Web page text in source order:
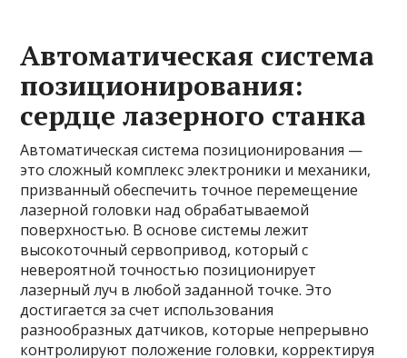
Автоматическая система
позиционирования:
сердце лазерного станка
Автоматическая система позиционирования —
это сложный комплекс электроники и механики,
призванный обеспечить точное перемещение
лазерной головки над обрабатываемой
поверхностью. В основе системы лежит
высокоточный сервопривод, который с
невероятной точностью позиционирует
лазерный луч в любой заданной точке. Это
достигается за счет использования
разнообразных датчиков, которые непрерывно
контролируют положение головки, корректируя